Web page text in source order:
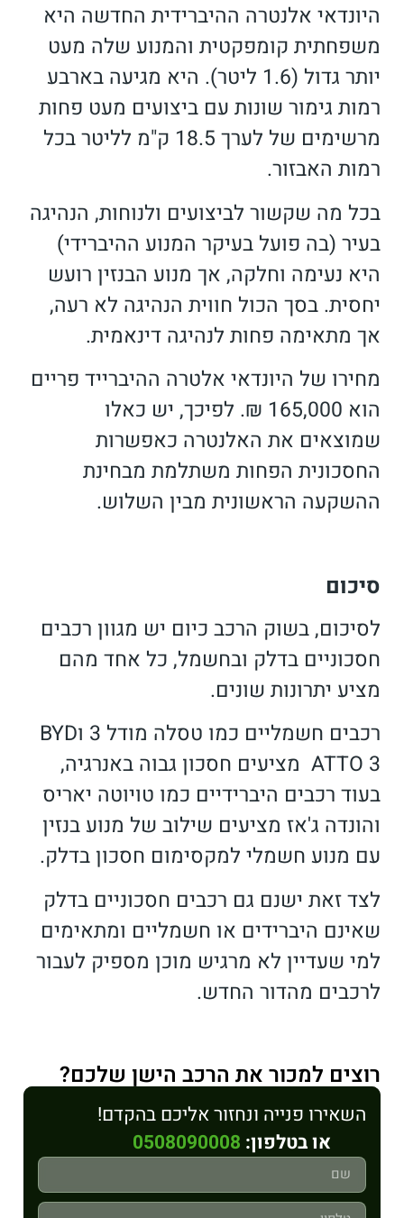
היונדאי אלנטרה ההיברידית החדשה היא
משפחתית קומפקטית והמנוע שלה מעט
יותר גדול (1.6 ליטר). היא מגיעה בארבע
רמות גימור שונות עם ביצועים מעט פחות
מרשימים של לערך 18.5 ק"מ לליטר בכל
רמות האבזור.
בכל מה שקשור לביצועים ולנוחות, הנהיגה
בעיר (בה פועל בעיקר המנוע ההיברידי)
היא נעימה וחלקה, אך מנוע הבנזין רועש
יחסית. בסך הכול חווית הנהיגה לא רעה,
אך מתאימה פחות לנהיגה דינאמית.
מחירו של היונדאי אלטרה ההיברייד פריים
הוא 165,000 ₪. לפיכך, יש כאלו
שמוצאים את האלנטרה כאפשרות
החסכונית הפחות משתלמת מבחינת
ההשקעה הראשונית מבין השלוש.
סיכום
לסיכום, בשוק הרכב כיום יש מגוון רכבים
חסכוניים בדלק ובחשמל, כל אחד מהם
מציע יתרונות שונים.
רכבים חשמליים כמו טסלה מודל 3 וBYD
ATTO 3 מציעים חסכון גבוה באנרגיה,
בעוד רכבים היברידיים כמו טויוטה יאריס
והונדה ג'אז מציעים שילוב של מנוע בנזין
עם מנוע חשמלי למקסימום חסכון בדלק.
לצד זאת ישנם גם רכבים חסכוניים בדלק
שאינם היברידים או חשמליים ומתאימים
למי שעדיין לא מרגיש מוכן מספיק לעבור
לרכבים מהדור החדש.
רוצים למכור את הרכב הישן שלכם?
השאירו פנייה ונחזור אליכם בהקדם!
או בטלפון: 0508090008